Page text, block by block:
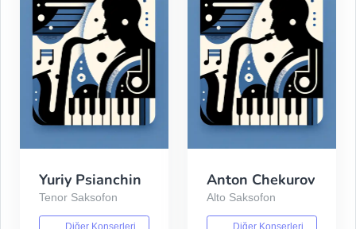
Yuriy Psianchin
Tenor Saksofon
Diğer Konserleri
Anton Chekurov
Alto Saksofon
Diğer Konserleri